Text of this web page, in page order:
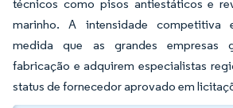
técnicos como pisos antiestáticos e
marinho. A intensidade competitiva
medida que as grandes empresas
fabricação e adquirem especialistas
status de fornecedor aprovado em